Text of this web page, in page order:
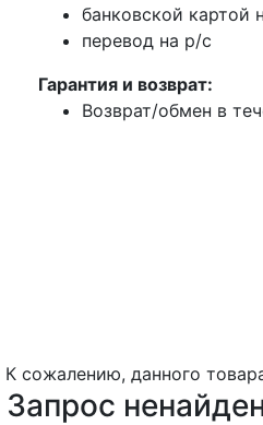
банковской картой
перевод на р/с
Гарантия и возврат:
Возврат/обмен в
К сожалению, данного
Запрос